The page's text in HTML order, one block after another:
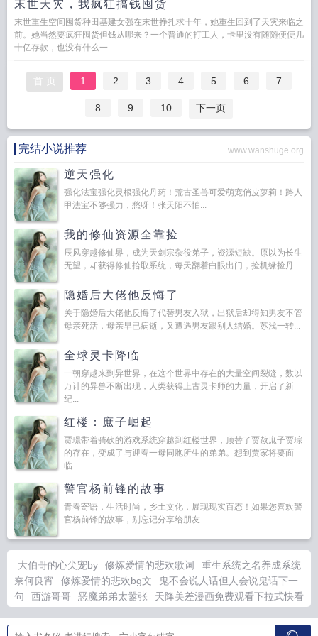
末世天灾，我疯狂搞钱囤货
末世重生空间囤货种田基建女强在末世挣扎求十年，她重生回到了天灾来临之
前。她当然要疯狂囤货但钱从哪来？一个普通的打工人，卡里没有随随便便几
十亿存款，也没有什么一...
首 页 1 2 3 4 5 6 7
8 9 10 下一页
完结小说推荐 www.wanshuge.org
逆天强化
强化法宝强化灵根强化丹药！荒古圣兽可爱萌宠俏皮萝莉！路人
甲法宝不够强力，愁呀！张天阳不怕...
我的修仙资源全靠捡
辰风穿越修仙界，成为天剑宗杂役弟子，资源短缺。原以为长生
无望，却获得修仙拾取系统，每天翻着白眼出门，捡机缘捡丹...
隐婚后大佬他反悔了
关于隐婚后大佬他反悔了代替男友入狱，出狱后却得知男友不管
母亲死活，母亲早已病逝，又遭遇男友跟别人结婚。苏浅一转...
全球灵卡降临
一朝穿越来到异世界，在这个世界中存在的大量空间裂缝，数以
万计的异兽不断出现，人类获得上古灵卡师的力量，开启了新
纪...
红楼：庶子崛起
贾璟带着骑砍的游戏系统穿越到红楼世界，顶替了贾赦庶子贾琮
的存在，变成了与迎春一母同胞所生的弟弟。想到贾家将要面
临...
警官杨前锋的故事
青春寄语，生活时尚，乡土文化，展现现实百态！如果您喜欢警
官杨前锋的故事，别忘记分享给朋友...
大伯哥的心尖宠by 修炼爱情的悲欢歌词
重生系统之名养成系统
奈何良宵
修炼爱情的悲欢bg文
鬼不会说人话但人会说鬼话下一
句
西游哥哥 恶魔弟弟太嚣张
天降美差漫画免费观看下拉式快看
放
脱轨兄嫂在线阅读 牛郎不放牛什么意思 黎神谁信 修炼爱情